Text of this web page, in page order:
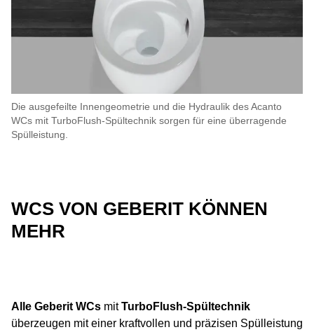
Die ausgefeilte Innengeometrie und die Hydraulik des Acanto
WCs mit TurboFlush-Spültechnik sorgen für eine überragende
Spülleistung.
WCS VON GEBERIT KÖNNEN
MEHR
Alle Geberit WCs mitTurboFlush-Spültechnik
überzeugen mit einer kraftvollen und präzisen Spülleistung